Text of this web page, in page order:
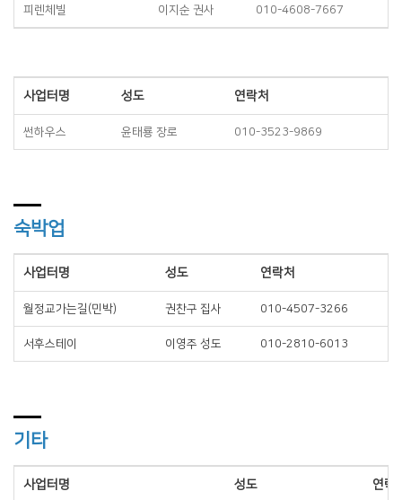
피렌체빌 이지순 권사 010-4608-7667
사업터명 성도 연락처
썬하우스 윤태룡 장로 010-3523-9869
숙박업
사업터명 성도 연락처
월정교가는길(민박) 권찬구 집사 010-4507-3266
서후스테이 이영주 성도 010-2810-6013
기타
사업터명 성도 연락